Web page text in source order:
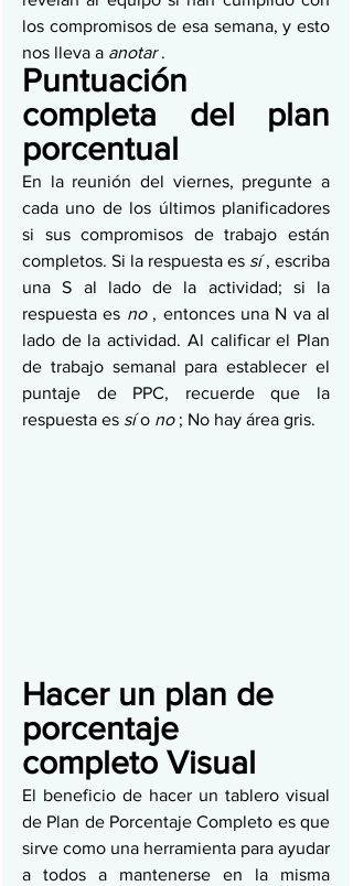
los compromisos de esa semana, y esto
nos lleva a anotar .
Puntuación
completa del plan
porcentual
En la reunión del viernes, pregunte a
cada uno de los últimos planificadores
si sus compromisos de trabajo están
completos. Si la respuesta es sí , escriba
una S al lado de la actividad; si la
respuesta es no , entonces una N va al
lado de la actividad. Al calificar el Plan
de trabajo semanal para establecer el
puntaje de PPC, recuerde que la
respuesta es sí o no ; No hay área gris.
Hacer un plan de
porcentaje
completo Visual
El beneficio de hacer un tablero visual
de Plan de Porcentaje Completo es que
sirve como una herramienta para ayudar
a todos a mantenerse en la misma